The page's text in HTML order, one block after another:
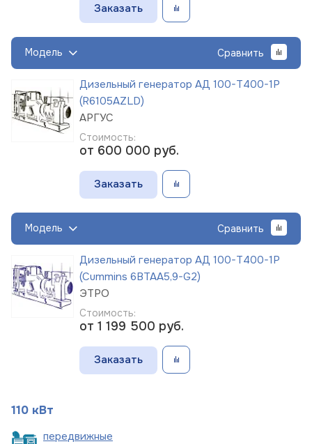
Заказать
Модель Сравнить
Дизельный генератор АД 100-Т400-1Р
(R6105AZLD)
АРГУС
Стоимость:
от 600 000 руб.
Заказать
Модель Сравнить
Дизельный генератор АД 100-Т400-1Р
(Cummins 6BTAA5,9-G2)
ЭТРО
Стоимость:
от 1 199 500 руб.
Заказать
110 кВт
передвижные